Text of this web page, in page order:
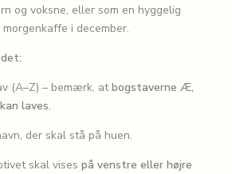
og voksne, eller som en hyggelig
i december.
(A–Z) – bemærk, atbogstaverne Æ,
laves.
der skal stå på huen.
skal vises på venstre eller højre